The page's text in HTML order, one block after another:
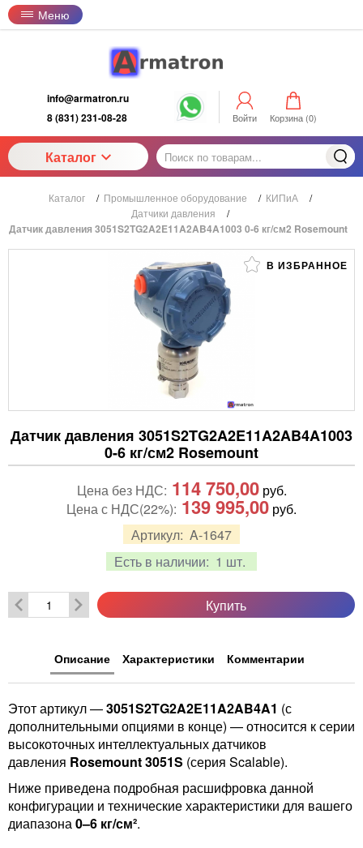
Меню
info@armatron.ru
8 (831) 231-08-28
Войти Корзина (0)
Каталог
Каталог / Промышленное оборудование / КИПиА
/
Датчики давления
/
Датчик давления 3051S2TG2A2E11A2AB4A1003 0-6 кг/см2 Rosemount
В ИЗБРАННОЕ
Датчик давления 3051S2TG2A2E11A2AB4A1003
0-6 кг/см2 Rosemount
Артикул: A-1647
Есть в наличии: 1 шт.
Цена без НДС: 114 750,00руб.
Цена с НДС(22%): 139 995,00 руб.
Купить
Описание Характеристики Комментарии
Этот артикул —3051S2TG2A2E11A2AB4A1 (с
дополнительными опциями в конце) — относится к серии
высокоточных интеллектуальных датчиков
давления Rosemount 3051S (серия Scalable).
Ниже приведена подробная расшифровка данной
конфигурации и технические характеристики для вашего
диапазона0–6 кг/см².